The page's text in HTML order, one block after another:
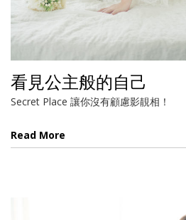
看見公主般的自己
Secret Place 讓你沒有顧慮影靚相！
Read More